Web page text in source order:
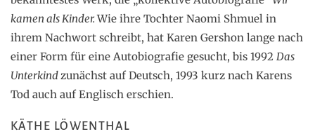
kamen als Kinder.Wie ihre Tochter Naomi Shmuel in
ihrem Nachwort schreibt, hat Karen Gershon lange nach
einer Form für eine Autobiografie gesucht, bis 1992 Das
Unterkind zunächst auf Deutsch, 1993 kurz nach Karens
Tod auch auf Englisch erschien.
KÄTHE LÖWENTHAL